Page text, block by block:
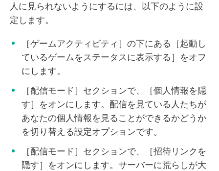
人に見られないようにするには、以下のように設
定します。
［ゲームアクティビティ］の下にある［起動し
ているゲームをステータスに表示する］をオフ
にします。
［配信モード］セクションで、［個人情報を隠
す］をオンにします。配信を見ている人たちが
あなたの個人情報を見ることができるかどうか
を切り替える設定オプションです。
［配信モード］セクションで、［招待リンクを
隠す］をオンにします。サーバーに荒らしが大